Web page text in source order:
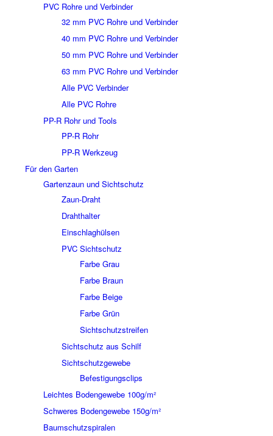
PVC Rohre und Verbinder
32 mm PVC Rohre und Verbinder
40 mm PVC Rohre und Verbinder
50 mm PVC Rohre und Verbinder
63 mm PVC Rohre und Verbinder
Alle PVC Verbinder
Alle PVC Rohre
PP-R Rohr und Tools
PP-R Rohr
PP-R Werkzeug
Für den Garten
Gartenzaun und Sichtschutz
Zaun-Draht
Drahthalter
Einschlaghülsen
PVC Sichtschutz
Farbe Grau
Farbe Braun
Farbe Beige
Farbe Grün
Sichtschutzstreifen
Sichtschutz aus Schilf
Sichtschutzgewebe
Befestigungsclips
Leichtes Bodengewebe 100g/m²
Schweres Bodengewebe 150g/m²
Baumschutzspiralen